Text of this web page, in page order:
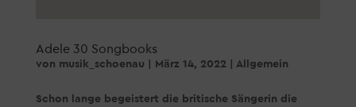
Adele 30 Songbooks
von musik_schoenau März 14, 2022 Allgemein
Schon lange begeistert die britische Sängerin die